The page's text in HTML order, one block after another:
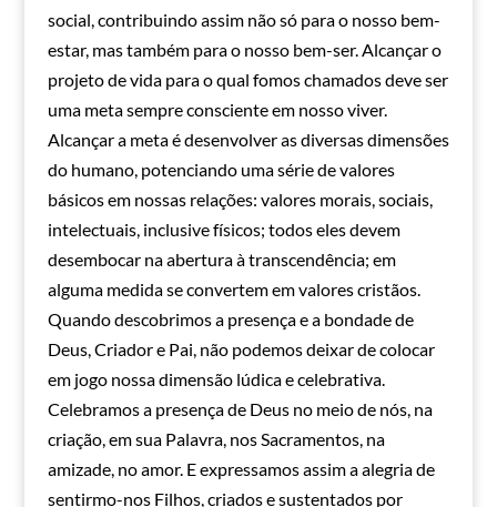
social, contribuindo assim não só para o nosso bem-
estar, mas também para o nosso bem-ser. Alcançar o
projeto de vida para o qual fomos chamados deve ser
uma meta sempre consciente em nosso viver.
Alcançar a meta é desenvolver as diversas dimensões
do humano, potenciando uma série de valores
básicos em nossas relações: valores morais, sociais,
intelectuais, inclusive físicos; todos eles devem
desembocar na abertura à transcendência; em
alguma medida se convertem em valores cristãos.
Quando descobrimos a presença e a bondade de
Deus, Criador e Pai, não podemos deixar de colocar
em jogo nossa dimensão lúdica e celebrativa.
Celebramos a presença de Deus no meio de nós, na
criação, em sua Palavra, nos Sacramentos, na
amizade, no amor. E expressamos assim a alegria de
sentirmo-nos Filhos, criados e sustentados por